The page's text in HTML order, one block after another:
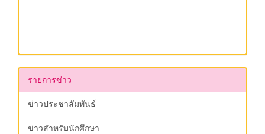
รายการข่าว
ข่าวประชาสัมพันธ์
ข่าวสำหรับนักศึกษา